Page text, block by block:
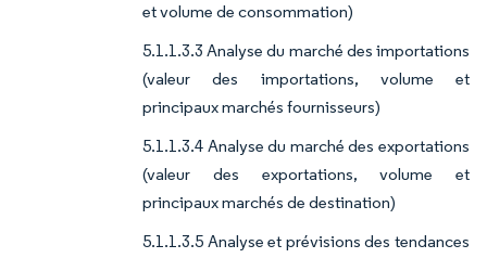
et volume de consommation)
5.1.1.3.3 Analyse du marché des importations
(valeur des importations, volume et
principaux marchés fournisseurs)
5.1.1.3.4 Analyse du marché des exportations
(valeur des exportations, volume et
principaux marchés de destination)
5.1.1.3.5 Analyse et prévisions des tendances